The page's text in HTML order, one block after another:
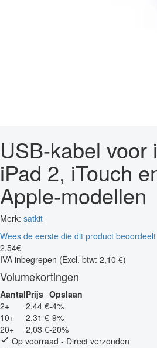
USB-kabel voor
iPad 2, iTouch
Apple-modellen
Merk: satkit
Wees de eerste die dit product beoordeelt
2,54€
IVA inbegrepen (Excl. btw: 2,10 €)
Volumekortingen
AantalPrijs Opslaan
2+
2,44 €-4%
10+
2,31 €-9%
20+
2,03 €-20%
Op voorraad - Direct verzonden